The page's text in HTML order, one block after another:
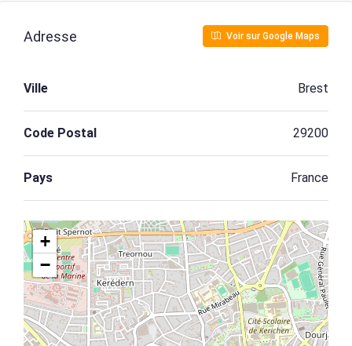
Adresse Voir sur Google Maps
Ville Brest
Code Postal 29200
Pays France
+
−